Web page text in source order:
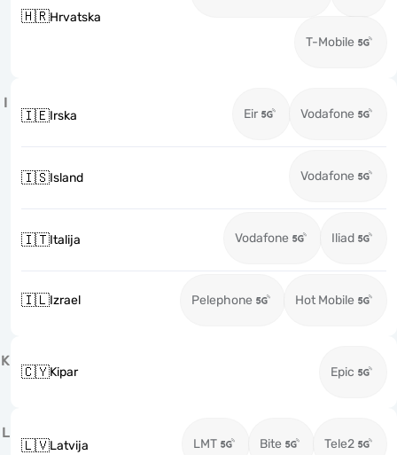
🇭🇷Hrvatska
T-Mobile
I
🇮🇪Irska Eir Vodafone
🇮🇸Island Vodafone
🇮🇹Italija Vodafone Iliad
🇮🇱Izrael Pelephone Hot Mobile
K
🇨🇾Kipar Epic
L
🇱🇻Latvija LMT Bite Tele2